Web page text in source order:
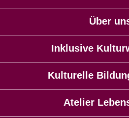
Über
Inklusive
Kulturelle
Atelier